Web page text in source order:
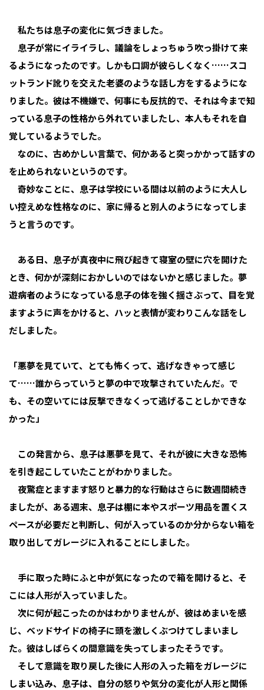
私たちは息子の変化に気づきました。
息子が常にイライラし、議論をしょっちゅう吹っ掛けて来
るようになったのです。しかも口調が彼らしくなく……スコ
ットランド訛りを交えた老婆のような話し方をするようにな
りました。彼は不機嫌で、何事にも反抗的で、それは今まで知
っている息子の性格から外れていましたし、本人もそれを自
覚しているようでした。
なのに、古めかしい言葉で、何かあると突っかかって話すの
を止められないというのです。
奇妙なことに、息子は学校にいる間は以前のように大人し
い控えめな性格なのに、家に帰ると別人のようになってしま
うと言うのです。
ある日、息子が真夜中に飛び起きて寝室の壁に穴を開けた
とき、何かが深刻におかしいのではないかと感じました。夢
遊病者のようになっている息子の体を強く揺さぶって、目を覚
ますように声をかけると、ハッと表情が変わりこんな話をし
だしました。
「悪夢を見ていて、とても怖くって、逃げなきゃって感じ
て……誰からっていうと夢の中で攻撃されていたんだ。で
も、その空いてには反撃できなくって逃げることしかできな
かった」
この発言から、息子は悪夢を見て、それが彼に大きな恐怖
を引き起こしていたことがわかりました。
夜驚症とますます怒りと暴力的な行動はさらに数週間続き
ましたが、ある週末、息子は棚に本やスポーツ用品を置くス
ペースが必要だと判断し、何が入っているのか分からない箱を
取り出してガレージに入れることにしました。
手に取った時にふと中が気になったので箱を開けると、そ
こには人形が入っていました。
次に何が起こったのかはわかりませんが、彼はめまいを感
じ、ベッドサイドの椅子に頭を激しくぶつけてしまいまし
た。彼はしばらくの間意識を失ってしまったそうです。
そして意識を取り戻した後に人形の入った箱をガレージに
しまい込み、息子は、自分の怒りや気分の変化が人形と関係